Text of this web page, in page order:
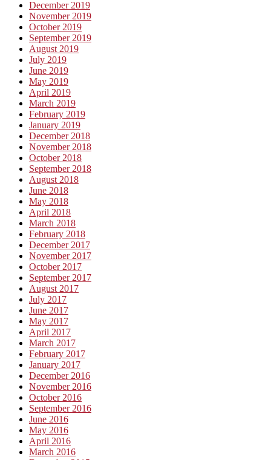
December 2019
November 2019
October 2019
September 2019
August 2019
July 2019
June 2019
May 2019
April 2019
March 2019
February 2019
January 2019
December 2018
November 2018
October 2018
September 2018
August 2018
June 2018
May 2018
April 2018
March 2018
February 2018
December 2017
November 2017
October 2017
September 2017
August 2017
July 2017
June 2017
May 2017
April 2017
March 2017
February 2017
January 2017
December 2016
November 2016
October 2016
September 2016
June 2016
May 2016
April 2016
March 2016